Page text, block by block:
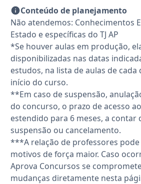
Conteúdo de planejamento
Não atendemos: Conhecimentos
Estado e específicas do TJ AP
*Se houver aulas em produção,
disponibilizadas nas datas
estudos, na lista de aulas de cada
início do curso.
**Em caso de suspensão,
do concurso, o prazo de acesso
estendido para 6 meses, a contar
suspensão ou cancelamento.
***A relação de professores
motivos de força maior. Caso
Aprova Concursos se
mudanças diretamente nesta